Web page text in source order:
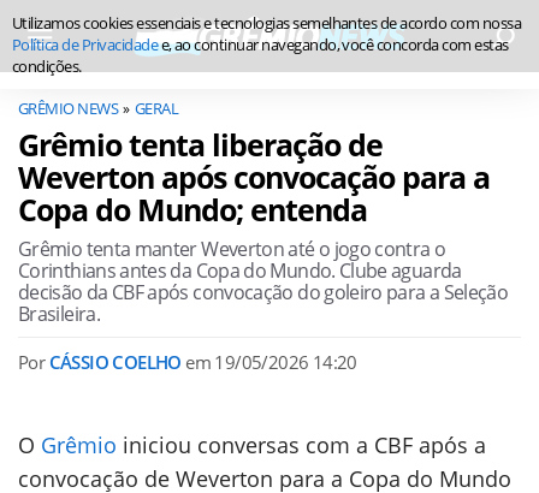
GRÊMIO NEWS GERAL
Grêmio tenta liberação de
Weverton após convocação para a
Copa do Mundo; entenda
Grêmio tenta manter Weverton até o jogo contra o
Corinthians antes da Copa do Mundo. Clube aguarda
decisão da CBF após convocação do goleiro para a Seleção
Brasileira.
Por CÁSSIO COELHO em 19/05/2026 14:20
O Grêmio iniciou conversas com a CBF após a
convocação de Weverton para a Copa do Mundo
Utilizamos cookies essenciais e tecnologias semelhantes de acordo com nossa
Política de Privacidadee, ao continuar navegando, você concorda com estas
condições.